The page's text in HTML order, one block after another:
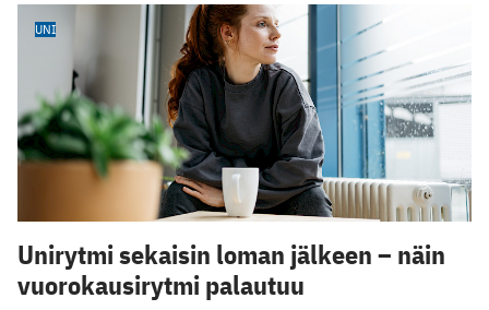
UNI
Unirytmi sekaisin loman jälkeen – näin
vuorokausirytmi palautuu